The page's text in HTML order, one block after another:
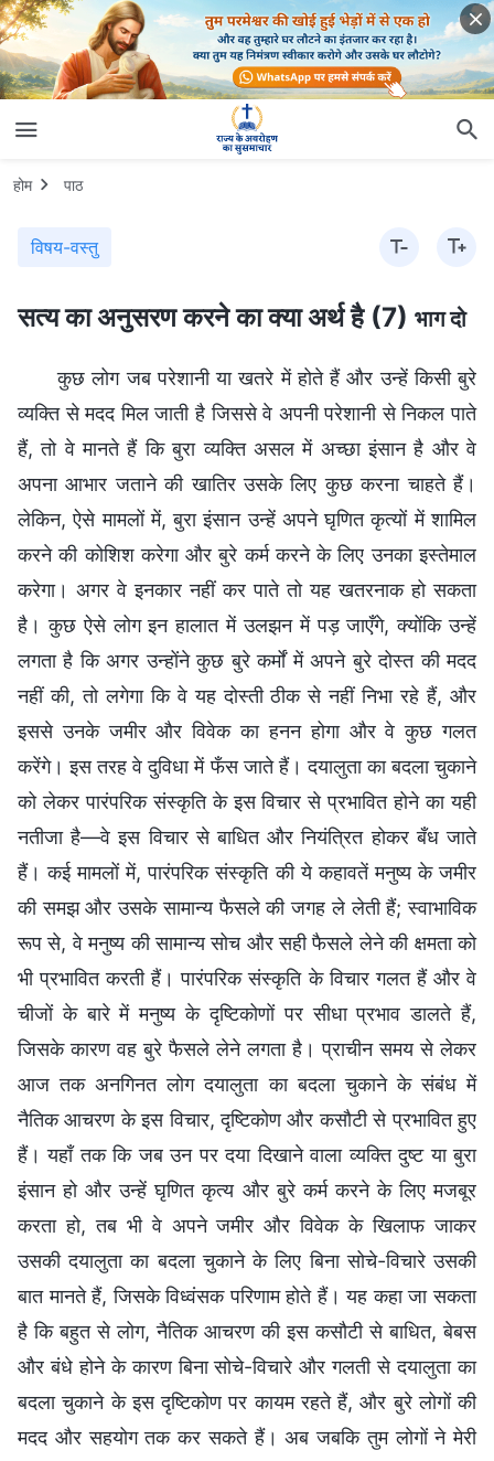
होम पाठ
विषय-वस्तु
सत्य का अनुसरण करने का क्या अर्थ है (7) भाग दो
कुछ लोग जब परेशानी या खतरे में होते हैं और उन्हें किसी बुरे
व्यक्ति से मदद मिल जाती है जिससे वे अपनी परेशानी से निकल पाते
हैं, तो वे मानते हैं कि बुरा व्यक्ति असल में अच्छा इंसान है और वे
अपना आभार जताने की खातिर उसके लिए कुछ करना चाहते हैं।
लेकिन, ऐसे मामलों में, बुरा इंसान उन्हें अपने घृणित कृत्यों में शामिल
करने की कोशिश करेगा और बुरे कर्म करने के लिए उनका इस्तेमाल
करेगा। अगर वे इनकार नहीं कर पाते तो यह खतरनाक हो सकता
है। कुछ ऐसे लोग इन हालात में उलझन में पड़ जाएँगे, क्योंकि उन्हें
लगता है कि अगर उन्होंने कुछ बुरे कर्मों में अपने बुरे दोस्त की मदद
नहीं की, तो लगेगा कि वे यह दोस्ती ठीक से नहीं निभा रहे हैं, और
इससे उनके जमीर और विवेक का हनन होगा और वे कुछ गलत
करेंगे। इस तरह वे दुविधा में फँस जाते हैं। दयालुता का बदला चुकाने
को लेकर पारंपरिक संस्कृति के इस विचार से प्रभावित होने का यही
नतीजा है—वे इस विचार से बाधित और नियंत्रित होकर बँध जाते
हैं। कई मामलों में, पारंपरिक संस्कृति की ये कहावतें मनुष्य के जमीर
की समझ और उसके सामान्य फैसले की जगह ले लेती हैं; स्वाभाविक
रूप से, वे मनुष्य की सामान्य सोच और सही फैसले लेने की क्षमता को
भी प्रभावित करती हैं। पारंपरिक संस्कृति के विचार गलत हैं और वे
चीजों के बारे में मनुष्य के दृष्टिकोणों पर सीधा प्रभाव डालते हैं,
जिसके कारण वह बुरे फैसले लेने लगता है। प्राचीन समय से लेकर
आज तक अनगिनत लोग दयालुता का बदला चुकाने के संबंध में
नैतिक आचरण के इस विचार, दृष्टिकोण और कसौटी से प्रभावित हुए
हैं। यहाँ तक कि जब उन पर दया दिखाने वाला व्यक्ति दुष्ट या बुरा
इंसान हो और उन्हें घृणित कृत्य और बुरे कर्म करने के लिए मजबूर
करता हो, तब भी वे अपने जमीर और विवेक के खिलाफ जाकर
उसकी दयालुता का बदला चुकाने के लिए बिना सोचे-विचारे उसकी
बात मानते हैं, जिसके विध्वंसक परिणाम होते हैं। यह कहा जा सकता
है कि बहुत से लोग, नैतिक आचरण की इस कसौटी से बाधित, बेबस
और बंधे होने के कारण बिना सोचे-विचारे और गलती से दयालुता का
बदला चुकाने के इस दृष्टिकोण पर कायम रहते हैं, और बुरे लोगों की
मदद और सहयोग तक कर सकते हैं। अब जबकि तुम लोगों ने मेरी